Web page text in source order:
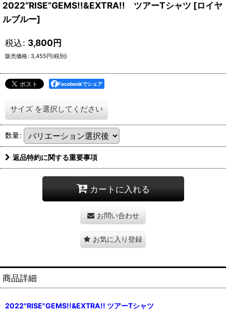
2022“RISE”GEMS!!&EXTRA!! ツアーTシャツ [ロイヤ
ルブルー]
販売価格: 3,455円(税別)
税込: 3,800円
Facebookでシェア
サイズ を選択してください
数量:
返品特約に関する重要事項
カートに入れる
お問い合わせ
お気に入り登録
商品詳細
2022"RISE"GEMS!!&EXTRA!! ツアーTシャツ